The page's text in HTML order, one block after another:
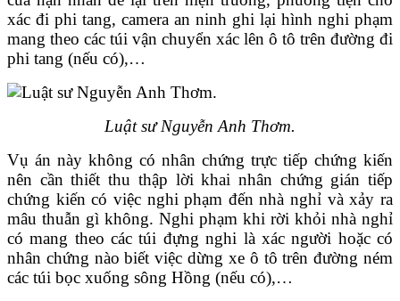
xác đi phi tang, camera an ninh ghi lại hình nghi phạm
mang theo các túi vận chuyển xác lên ô tô trên đường đi
phi tang (nếu có),…
Luật sư Nguyễn Anh Thơm.
Vụ án này không có nhân chứng trực tiếp chứng kiến
nên cần thiết thu thập lời khai nhân chứng gián tiếp
chứng kiến có việc nghi phạm đến nhà nghỉ và xảy ra
mâu thuẫn gì không. Nghi phạm khi rời khỏi nhà nghỉ
có mang theo các túi đựng nghi là xác người hoặc có
nhân chứng nào biết việc dừng xe ô tô trên đường ném
các túi bọc xuống sông Hồng (nếu có),…